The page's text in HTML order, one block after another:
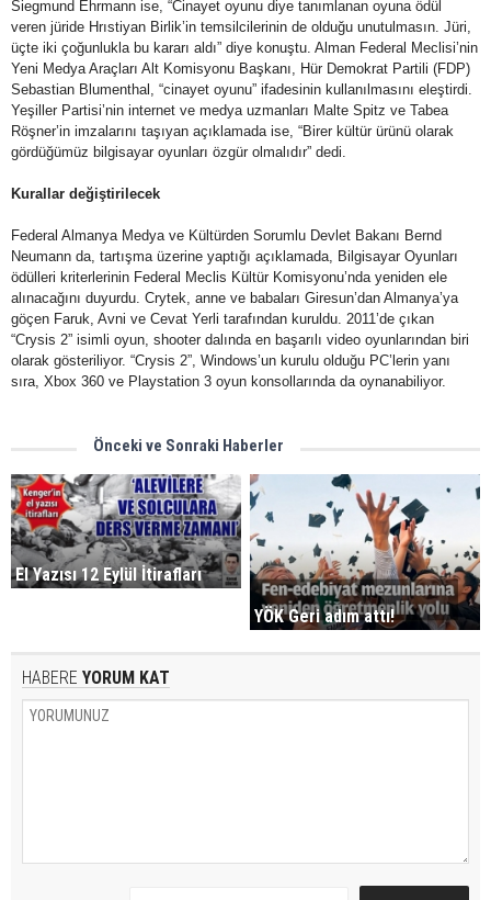
Siegmund Ehrmann ise, “Cinayet oyunu diye tanımlanan oyuna ödül
veren jüride Hrıstiyan Birlik’in temsilcilerinin de olduğu unutulmasın. Jüri,
üçte iki çoğunlukla bu kararı aldı” diye konuştu. Alman Federal Meclisi’nin
Yeni Medya Araçları Alt Komisyonu Başkanı, Hür Demokrat Partili (FDP)
Sebastian Blumenthal, “cinayet oyunu” ifadesinin kullanılmasını eleştirdi.
Yeşiller Partisi’nin internet ve medya uzmanları Malte Spitz ve Tabea
Röşner’in imzalarını taşıyan açıklamada ise, “Birer kültür ürünü olarak
gördüğümüz bilgisayar oyunları özgür olmalıdır” dedi.
Kurallar değiştirilecek
Federal Almanya Medya ve Kültürden Sorumlu Devlet Bakanı Bernd
Neumann da, tartışma üzerine yaptığı açıklamada, Bilgisayar Oyunları
ödülleri kriterlerinin Federal Meclis Kültür Komisyonu’nda yeniden ele
alınacağını duyurdu. Crytek, anne ve babaları Giresun’dan Almanya’ya
göçen Faruk, Avni ve Cevat Yerli tarafından kuruldu. 2011’de çıkan
“Crysis 2” isimli oyun, shooter dalında en başarılı video oyunlarından biri
olarak gösteriliyor. “Crysis 2”, Windows’un kurulu olduğu PC’lerin yanı
sıra, Xbox 360 ve Playstation 3 oyun konsollarında da oynanabiliyor.
Önceki ve Sonraki Haberler
El Yazısı 12 Eylül İtirafları
YÖK Geri adım attı!
HABERE YORUM KAT